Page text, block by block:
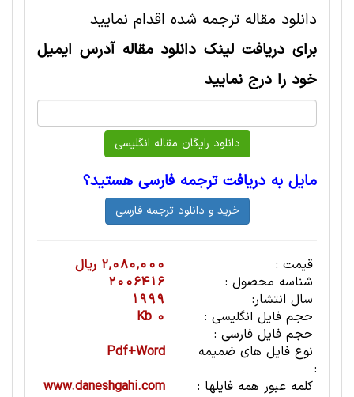
دانلود مقاله ترجمه شده اقدام نمایید
برای دریافت لینک دانلود مقاله آدرس ایمیل
خود را درج نمایید
مایل به دریافت ترجمه فارسی هستید؟
قیمت :
2,080,000 ریال
شناسه محصول :
2006416
سال انتشار:
1999
حجم فایل انگلیسی :
0 Kb
حجم فایل فارسی :
نوع فایل های ضمیمه
:
Pdf+Word
کلمه عبور همه فایلها :
www.daneshgahi.com